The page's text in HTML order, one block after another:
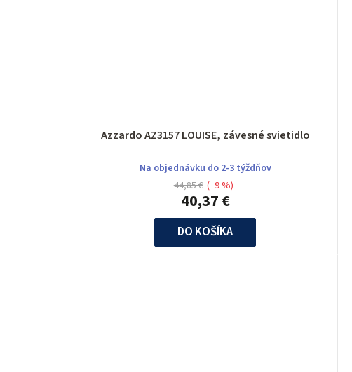
Azzardo AZ3157 LOUISE, závesné svietidlo
Na objednávku do 2-3 týždňov
40,37 €
44,85 € (–9 %)
DO KOŠÍKA